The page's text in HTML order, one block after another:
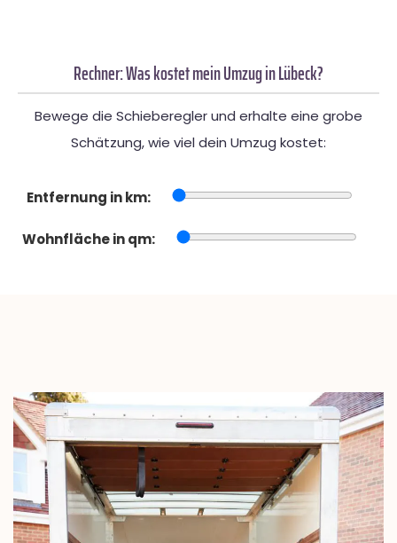
Rechner: Was kostet mein Umzug in Lübeck?
Bewege die Schieberegler und erhalte eine grobe
Schätzung, wie viel dein Umzug kostet:
Entfernung in km:
Wohnfläche in qm: